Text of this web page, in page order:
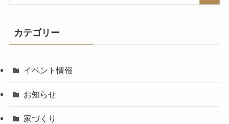
カテゴリー
イベント情報
お知らせ
家づくり